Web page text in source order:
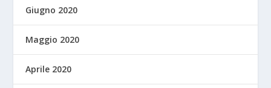
Giugno 2020
Maggio 2020
Aprile 2020